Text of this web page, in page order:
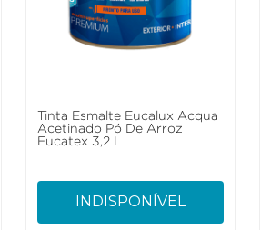
Tinta Esmalte Eucalux Acqua
Acetinado Pó De Arroz
Eucatex 3,2 L
INDISPONÍVEL